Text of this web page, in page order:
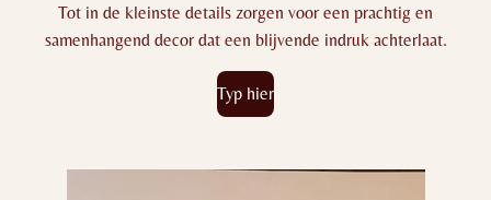
Tot in de kleinste details zorgen voor een prachtig en
samenhangend decor dat een blijvende indruk achterlaat.
Typ hier